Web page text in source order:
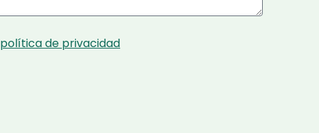
política de privacidad